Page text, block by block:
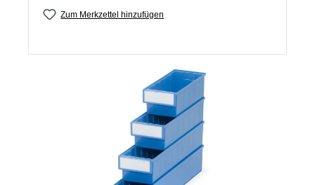
Zum Merkzettel hinzufügen
Bildergalerie überspringen